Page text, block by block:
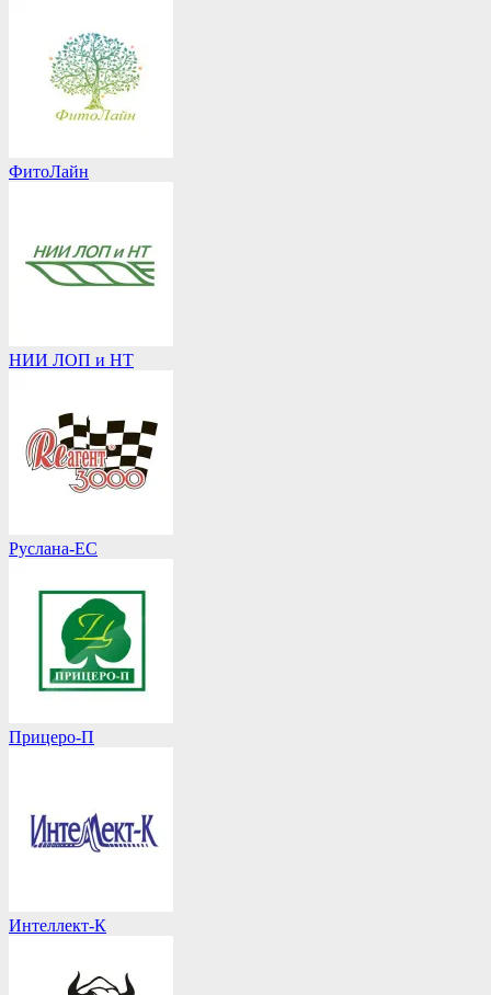
ФитоЛайн
НИИ ЛОП и НТ
Руслана-ЕС
Прицеро-П
Интеллект-К